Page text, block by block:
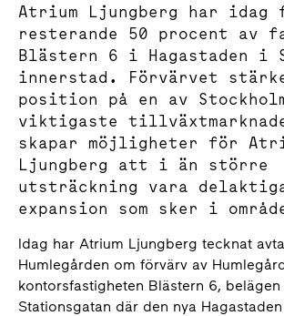
Atrium Ljungberg har idag
resterande 50 procent av
Blästern 6 i Hagastaden i
innerstad. Förvärvet
position på en av
viktigaste
skapar möjligheter för
Ljungberg att i än större
utsträckning vara
expansion som sker i
Idag har Atrium Ljungberg tecknat
Humlegården om förvärv av
kontorsfastigheten Blästern 6,
Stationsgatan där den nya